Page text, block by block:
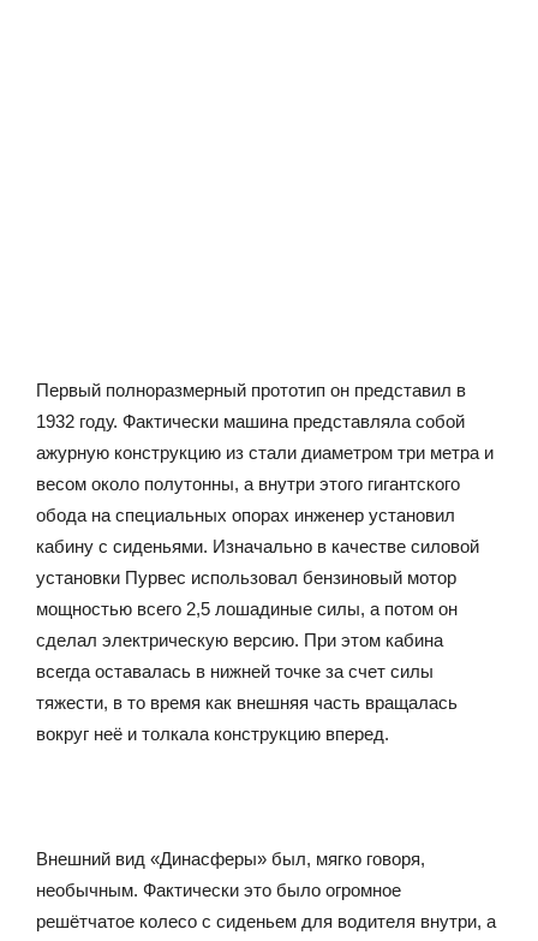
Первый полноразмерный прототип он представил в
1932 году. Фактически машина представляла собой
ажурную конструкцию из стали диаметром три метра и
весом около полутонны, а внутри этого гигантского
обода на специальных опорах инженер установил
кабину с сиденьями. Изначально в качестве силовой
установки Пурвес использовал бензиновый мотор
мощностью всего 2,5 лошадиные силы, а потом он
сделал электрическую версию. При этом кабина
всегда оставалась в нижней точке за счет силы
тяжести, в то время как внешняя часть вращалась
вокруг неё и толкала конструкцию вперед.
Внешний вид «Динасферы» был, мягко говоря,
необычным. Фактически это было огромное
решётчатое колесо с сиденьем для водителя внутри, а